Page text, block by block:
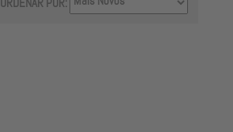
ORDENAR POR: